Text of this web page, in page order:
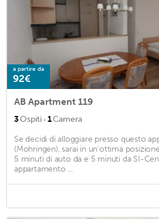
a partire da
92€
AB Apartment 119
3Ospiti · 1Camera
Se decidi di alloggiare presso questo
(Mohringen), sarai in un'ottima
5 minuti di auto da e 5 minuti da SI-
appartamento ...